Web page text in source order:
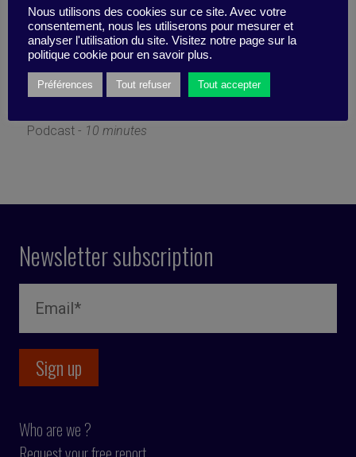
Daily habits that increase
productivity
Podcast - 10 minutes
Newsletter subscription
Who are we ?
Nous utilisons des cookies sur ce site. Avec votre
consentement, nous les utiliserons pour mesurer et
analyser l'utilisation du site. Visitez notre page sur la
politique cookie pour en savoir plus.
Préférences Tout refuser Tout accepter